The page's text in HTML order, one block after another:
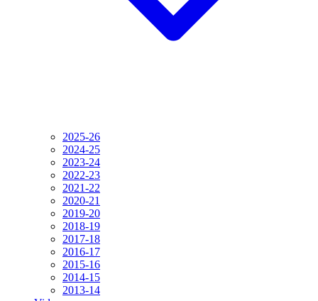
2025-26
2024-25
2023-24
2022-23
2021-22
2020-21
2019-20
2018-19
2017-18
2016-17
2015-16
2014-15
2013-14